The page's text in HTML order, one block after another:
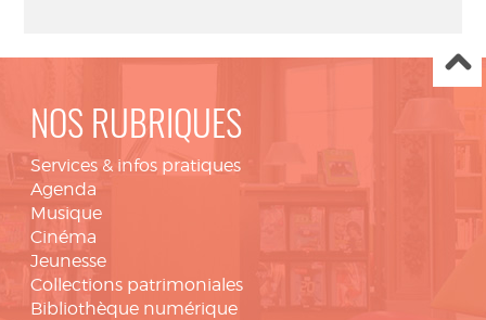
NOS RUBRIQUES
Services & infos pratiques
Agenda
Musique
Cinéma
Jeunesse
Collections patrimoniales
Bibliothèque numérique